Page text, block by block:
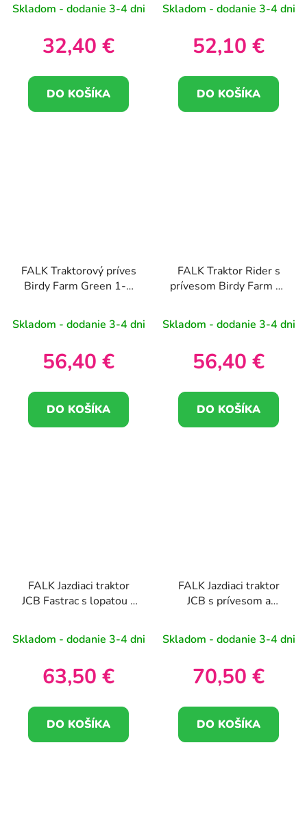
Skladom - dodanie 3-4 dni
32,40 €
DO KOŠÍKA
Skladom - dodanie 3-4 dni
52,10 €
DO KOŠÍKA
FALK Traktorový príves
Birdy Farm Green 1-3
Skladom - dodanie 3-4 dni
56,40 €
DO KOŠÍKA
FALK Traktor Rider s
prívesom Birdy Farm 1-
Skladom - dodanie 3-4 dni
56,40 €
DO KOŠÍKA
FALK Jazdiaci traktor
JCB Fastrac s lopatou a
3 roky
Skladom - dodanie 3-4 dni
63,50 €
DO KOŠÍKA
FALK Jazdiaci traktor
JCB s prívesom a
3 roky
Skladom - dodanie 3-4 dni
70,50 €
DO KOŠÍKA